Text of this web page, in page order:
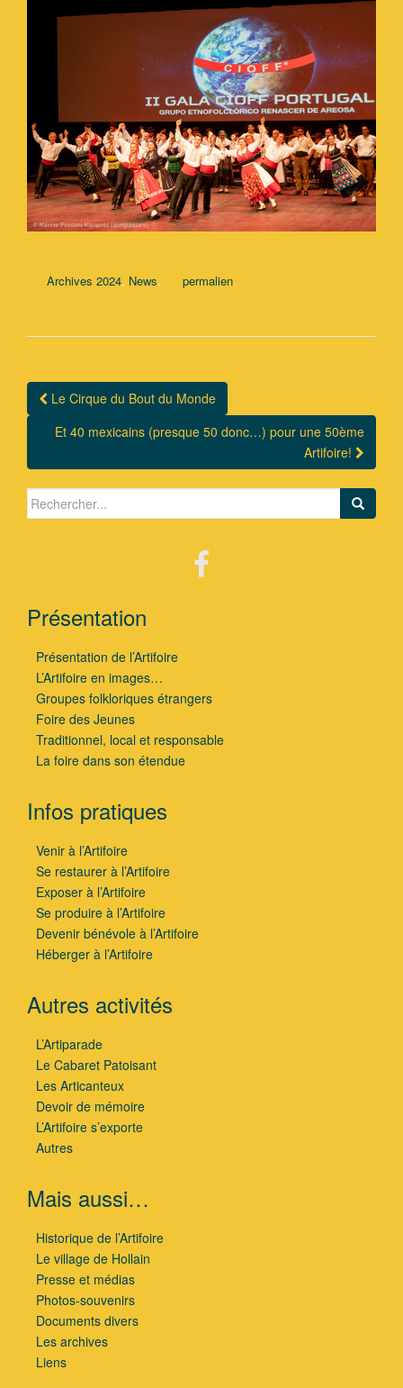
Archives 2024, News. permalien.
Navigation Article
Le Cirque du Bout du Monde
Et 40 mexicains (presque 50 donc…) pour une 50ème
Artifoire!
Search for:
Présentation
Présentation de l’Artifoire
L’Artifoire en images…
Groupes folkloriques étrangers
Foire des Jeunes
Traditionnel, local et responsable
La foire dans son étendue
Infos pratiques
Venir à l’Artifoire
Se restaurer à l’Artifoire
Exposer à l’Artifoire
Se produire à l’Artifoire
Devenir bénévole à l’Artifoire
Héberger à l’Artifoire
Autres activités
L’Artiparade
Le Cabaret Patoisant
Les Articanteux
Devoir de mémoire
L’Artifoire s’exporte
Autres
Mais aussi…
Historique de l’Artifoire
Le village de Hollain
Presse et médias
Photos-souvenirs
Documents divers
Les archives
Liens